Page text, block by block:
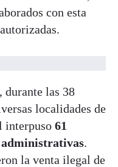
con esta
, durante las 38
localidades de
interpuso 61
.
la venta ilegal de